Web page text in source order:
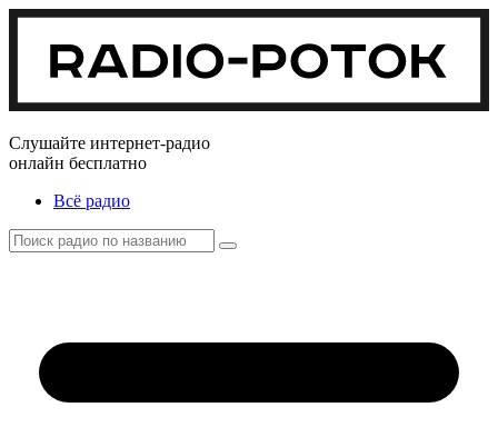
Слушайте интернет-радио
онлайн бесплатно
Всё радио